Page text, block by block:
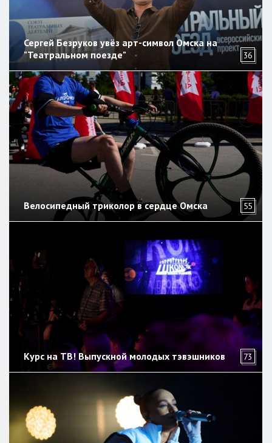
Сергей Безруков увёз арт-символ Омска на
"Театральном поезде"
36
Велосипедный триколор в сердце Омска 55
Курс на ТВ! Выпускной молодых тэвэшников 73